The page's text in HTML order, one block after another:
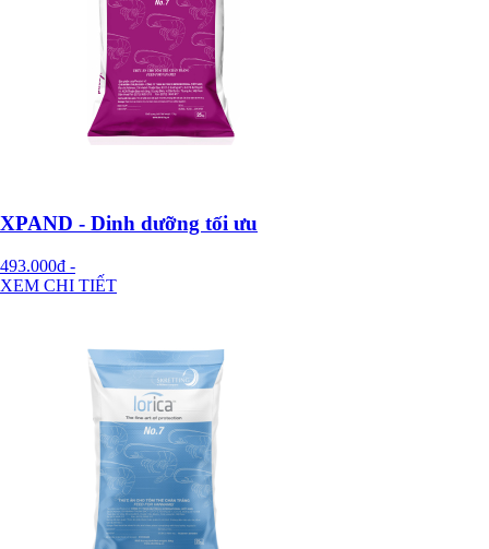
XPAND - Dinh dưỡng tối ưu
493.000đ -
XEM CHI TIẾT